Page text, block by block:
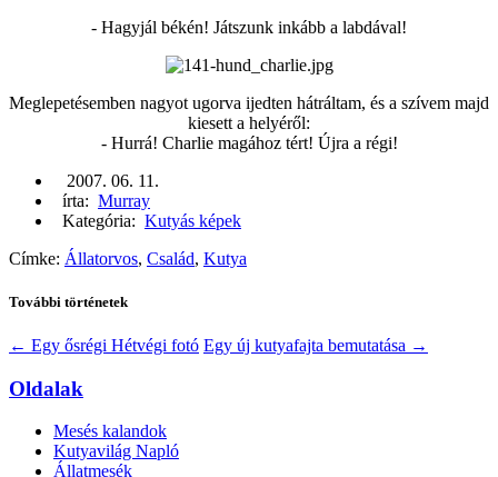
- Hagyjál békén! Játszunk inkább a labdával!
Meglepetésemben nagyot ugorva ijedten hátráltam, és a szívem majd
kiesett a helyéről:
- Hurrá! Charlie magához tért! Újra a régi!
2007. 06. 11.
írta: Murray
Kategória: Kutyás képek
Címke: Állatorvos, Család, Kutya
További történetek
← Egy ősrégi Hétvégi fotó Egy új kutyafajta bemutatása →
Oldalak
Mesés kalandok
Kutyavilág Napló
Állatmesék